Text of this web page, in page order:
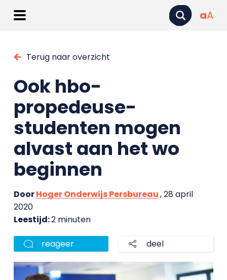
aA
Terug naar overzicht
Ook hbo-
propedeuse-
studenten mogen
alvast aan het wo
beginnen
DoorHoger Onderwijs Persbureau, 28 april
2020
Leestijd:2 minuten
reageer deel